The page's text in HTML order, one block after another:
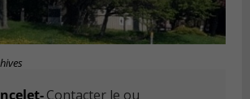
Contacter le ou